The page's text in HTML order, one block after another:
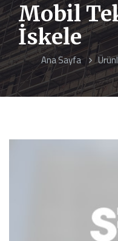
Mobil
İskele
Ana Sayfa